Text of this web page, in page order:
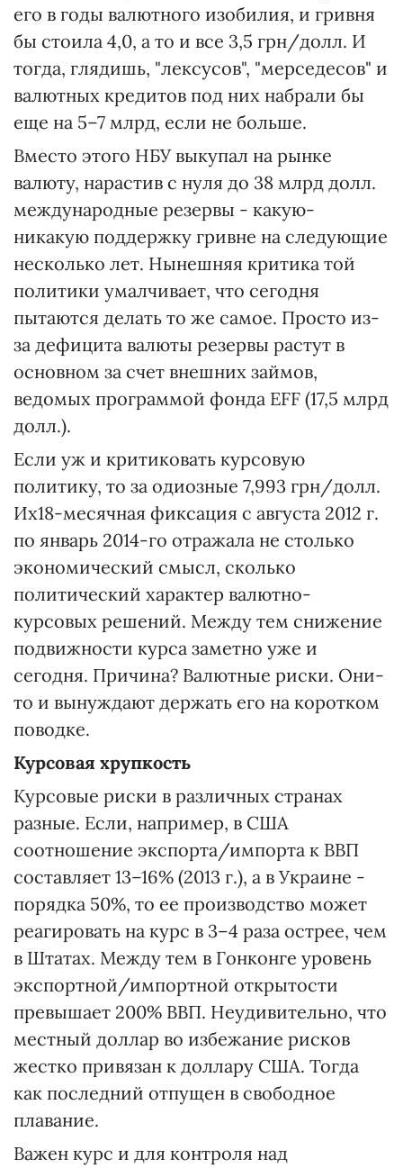
его в годы валютного изобилия, и гривня
бы стоила 4,0, а то и все 3,5 грн/долл. И
тогда, глядишь, "лексусов", "мерседесов" и
валютных кредитов под них набрали бы
еще на 5–7 млрд, если не больше.
Вместо этого НБУ выкупал на рынке
валюту, нарастив с нуля до 38 млрд долл.
международные резервы - какую-
никакую поддержку гривне на следующие
несколько лет. Нынешняя критика той
политики умалчивает, что сегодня
пытаются делать то же самое. Просто из-
за дефицита валюты резервы растут в
основном за счет внешних займов,
ведомых программой фонда EFF (17,5 млрд
долл.).
Если уж и критиковать курсовую
политику, то за одиозные 7,993 грн/долл.
Их18-месячная фиксация с августа 2012 г.
по январь 2014-го отражала не столько
экономический смысл, сколько
политический характер валютно-
курсовых решений. Между тем снижение
подвижности курса заметно уже и
сегодня. Причина? Валютные риски. Они-
то и вынуждают держать его на коротком
поводке.
Курсовая хрупкость
Курсовые риски в различных странах
разные. Если, например, в США
соотношение экспорта/импорта к ВВП
составляет 13–16% (2013 г.), а в Украине -
порядка 50%, то ее производство может
реагировать на курс в 3–4 раза острее, чем
в Штатах. Между тем в Гонконге уровень
экспортной/импортной открытости
превышает 200% ВВП. Неудивительно, что
местный доллар во избежание рисков
жестко привязан к доллару США. Тогда
как последний отпущен в свободное
плавание.
Важен курс и для контроля над